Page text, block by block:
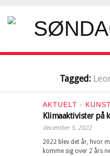
Tagged:
AKTUELT ·
Klimaaktivister på
december 5, 2022
2022 blev det år, hvor
komme sig over 2 års